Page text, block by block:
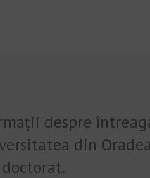
despre
din